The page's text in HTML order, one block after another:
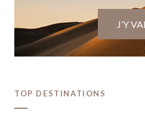
J’Y
TOP DESTINATIONS